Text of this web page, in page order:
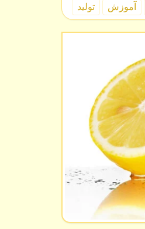
آموزش تولید